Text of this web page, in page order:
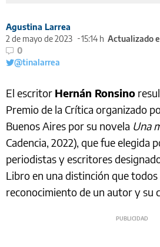
Agustina Larrea
2 de mayo de 2023
15:14 h Actualizado
0
@tinalarrea
El escritor Hernán Ronsino
Premio de la Crítica organizado
Buenos Aires por su novela Una
Cadencia, 2022), que fue elegida
periodistas y escritores
Libro en una distinción que todos
reconocimiento de un autor y su